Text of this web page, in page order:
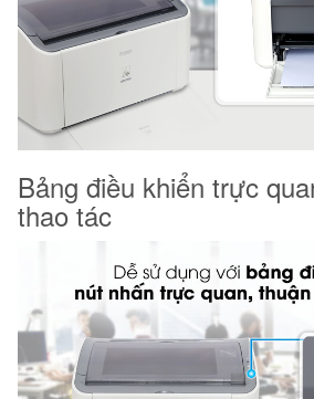
Bảng điều khiển trực
thao tác